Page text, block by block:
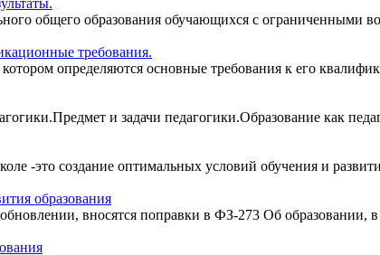
общего образования обучающихся с ограниченными
требования.
определяются основные требования к его
и задачи педагогики.Образование как
-это создание оптимальных условий обучения и
образования
вносятся поправки в ФЗ-273 Об